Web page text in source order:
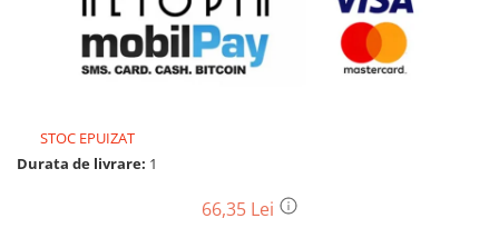
Drujbe pe benzina
Drujbe cu acumulator
Consumabile drujbe, fierastraie
Drujbe electrice
Unelte electrice busteni
Batoze - mori desfacat porumb
STOC EPUIZAT
Durata de livrare: 1
66,35 Lei